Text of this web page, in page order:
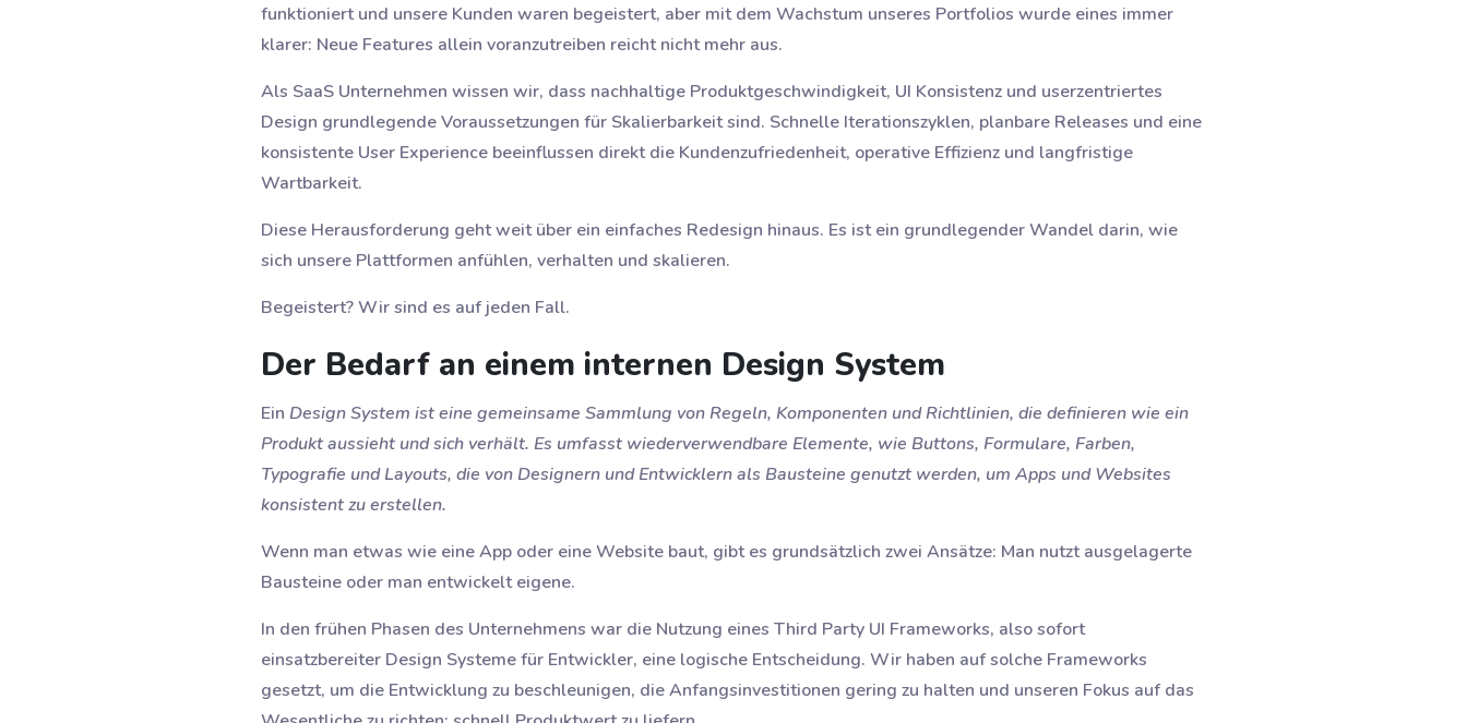
funktioniert und unsere Kunden waren begeistert, aber mit dem Wachstum unseres Portfolios wurde eines immer
klarer: Neue Features allein voranzutreiben reicht nicht mehr aus.
Als SaaS Unternehmen wissen wir, dass nachhaltige Produktgeschwindigkeit, UI Konsistenz und userzentriertes
Design grundlegende Voraussetzungen für Skalierbarkeit sind. Schnelle Iterationszyklen, planbare Releases und eine
konsistente User Experience beeinflussen direkt die Kundenzufriedenheit, operative Effizienz und langfristige
Wartbarkeit.
Diese Herausforderung geht weit über ein einfaches Redesign hinaus. Es ist ein grundlegender Wandel darin, wie
sich unsere Plattformen anfühlen, verhalten und skalieren.
Begeistert? Wir sind es auf jeden Fall.
Der Bedarf an einem internen Design System
Ein Design System ist eine gemeinsame Sammlung von Regeln, Komponenten und Richtlinien, die definieren wie ein
Produkt aussieht und sich verhält. Es umfasst wiederverwendbare Elemente, wie Buttons, Formulare, Farben,
Typografie und Layouts, die von Designern und Entwicklern als Bausteine genutzt werden, um Apps und Websites
konsistent zu erstellen.
Wenn man etwas wie eine App oder eine Website baut, gibt es grundsätzlich zwei Ansätze: Man nutzt ausgelagerte
Bausteine oder man entwickelt eigene.
In den frühen Phasen des Unternehmens war die Nutzung eines Third Party UI Frameworks, also sofort
einsatzbereiter Design Systeme für Entwickler, eine logische Entscheidung. Wir haben auf solche Frameworks
gesetzt, um die Entwicklung zu beschleunigen, die Anfangsinvestitionen gering zu halten und unseren Fokus auf das